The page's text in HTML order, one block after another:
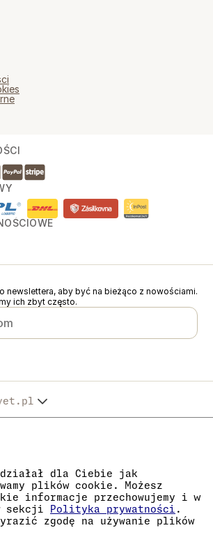
działał dla Ciebie jak
plików cookie. Możesz
informacje przechowujemy i w
sekcji
Polityka prywatności .
zgodę na używanie plików
newslettera, aby być na bieżąco z nowościami.
ich zbyt często.
w Rejestrze Handlowym Sądu
C, akta 268616.
KOM pod numerem EKF00180493.
roślin używamy numeru rejestracyjnego
firmy to 05663687, numer VAT to
to eng827q.